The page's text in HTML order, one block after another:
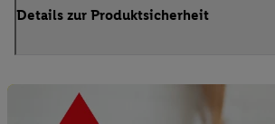
Details zur Produktsicherheit